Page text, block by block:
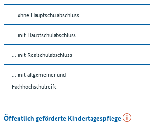
... ohne Hauptschulabschluss
... mit Hauptschulabschluss
... mit Realschulabschluss
... mit allgemeiner und
Fachhochschulreife
Öffentlich geförderte Kindertagespflege